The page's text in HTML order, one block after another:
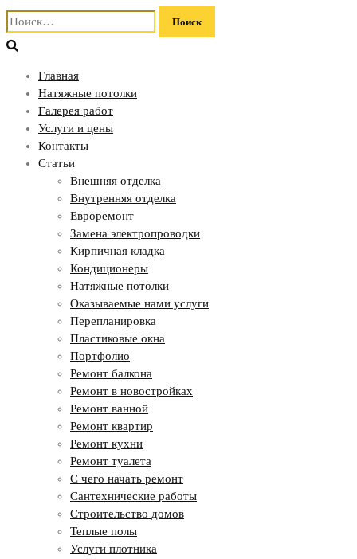
Найти:
Главная
Натяжные потолки
Галерея работ
Услуги и цены
Контакты
Статьи
Внешняя отделка
Внутренняя отделка
Евроремонт
Замена электропроводки
Кирпичная кладка
Кондиционеры
Натяжные потолки
Оказываемые нами услуги
Перепланировка
Пластиковые окна
Портфолио
Ремонт балкона
Ремонт в новостройках
Ремонт ванной
Ремонт квартир
Ремонт кухни
Ремонт туалета
С чего начать ремонт
Сантехнические работы
Строительство домов
Теплые полы
Услуги плотника